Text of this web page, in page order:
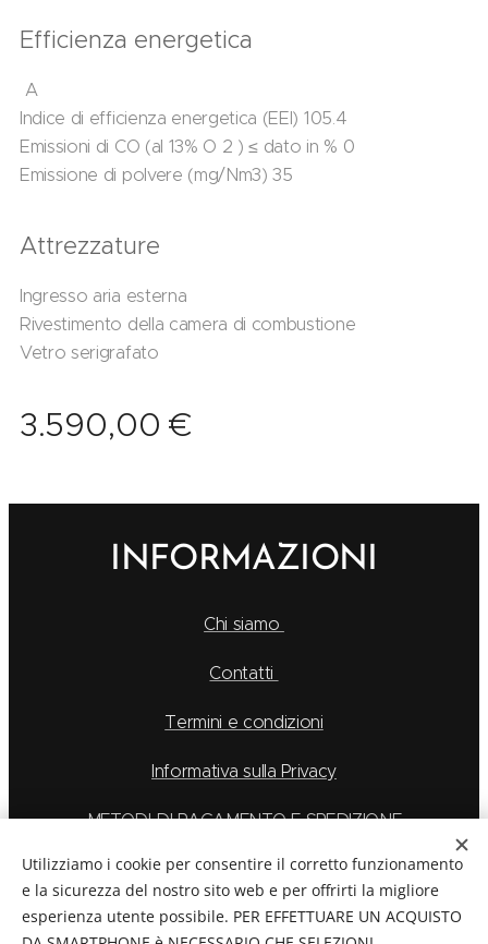
Efficienza energetica
A
Indice di efficienza energetica (EEI) 105.4
Emissioni di CO (al 13% O 2 ) ≤ dato in % 0
Emissione di polvere (mg/Nm3) 35
Attrezzature
Ingresso aria esterna
Rivestimento della camera di combustione
Vetro serigrafato
3.590,00 €
INFORMAZIONI
Chi siamo
Contatti
Termini e condizioni
Informativa sulla Privacy
METODI DI PAGAMENTO E SPEDIZIONE
La Feu S.r.l. via Caduti Delle Alpi Apuane 6, Borgo San
Utilizziamo i cookie per consentire il corretto funzionamento
e la sicurezza del nostro sito web e per offrirti la migliore
esperienza utente possibile. PER EFFETTUARE UN ACQUISTO